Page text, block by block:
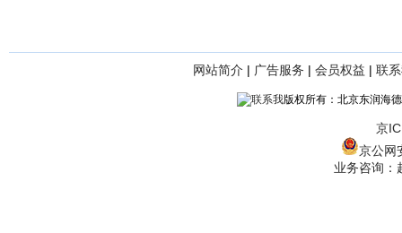
网站简介 | 广告服务 | 会员权益 | 联
版权所有：北京东润海
京
京公网
业务咨询：